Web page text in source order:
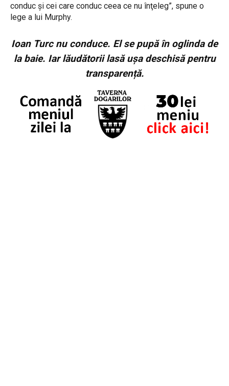
conduc şi cei care conduc ceea ce nu înţeleg”, spune o
lege a lui Murphy.
Ioan Turc nu conduce. El se pupă în oglinda de
la baie. Iar lăudătorii lasă ușa deschisă pentru
transparență.